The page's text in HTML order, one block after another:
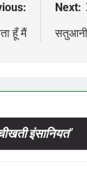
हूँ मैं
Next:
सतुआनी
इंसानियत”